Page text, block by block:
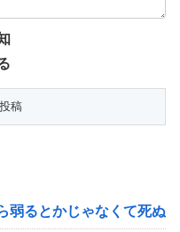
弱るとかじゃなくて死ぬわ